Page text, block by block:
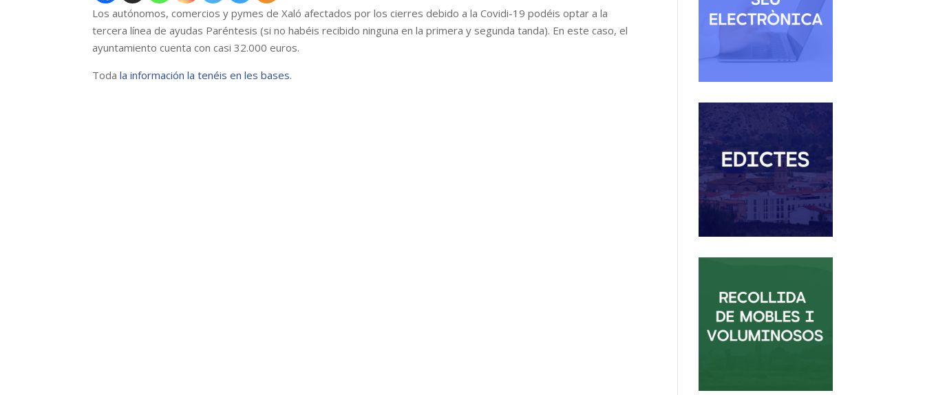
Los autónomos, comercios y pymes de Xaló afectados por los cierres debido a la Covidi-19 podéis optar a la
tercera línea de ayudas Paréntesis (si no habéis recibido ninguna en la primera y segunda tanda). En este caso, el
ayuntamiento cuenta con casi 32.000 euros.
Todala información la tenéis en les bases.